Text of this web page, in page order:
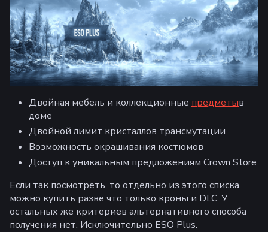
Двойная мебель и коллекционные предметыв
доме
Двойной лимит кристаллов трансмутации
Возможность окрашивания костюмов
Доступ к уникальным предложениям Crown Store
Если так посмотреть, то отдельно из этого списка
можно купить разве что только кроны и DLC. У
остальных же критериев альтернативного способа
получения нет. Исключительно ESO Plus.